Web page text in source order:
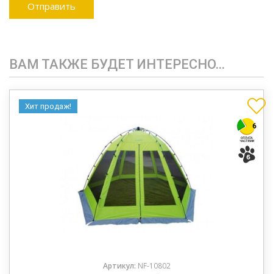
ВАМ ТАКЖЕ БУДЕТ ИНТЕРЕСНО…
Хит продаж!
Артикул: NF-10802